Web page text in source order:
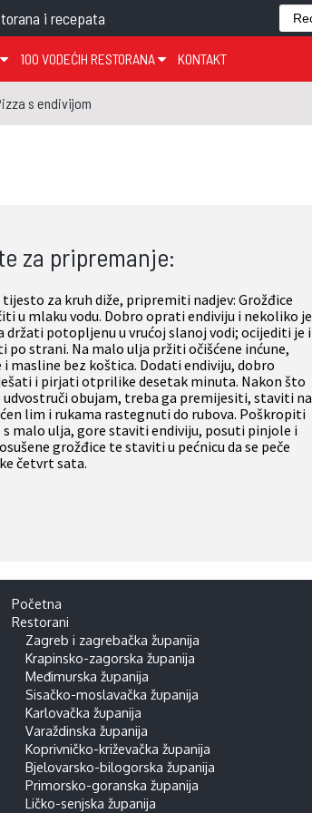
i recepata
KRAPINSKO-ZAGORSKA ŽUPANIJA
SISAČKO-MOSLAVAČKA ŽUPANIJA
POŽEŠKO-SLAVONSKA ŽUPANIJA
ŠIBENSKO-KNINSKA ŽUPANIJA
SPLITSKO-DALMATINSKA ŽUPANIJA
DUBROVAČKO-NERETVANSKA ŽUPANIJA
TJEDNA
GASTRO REGIJE
100 VODEĆIH RESTORANA
GLASANJE
KONTAKT
s endivijom
za pripremanje:
tijesto za kruh diže, pripremiti nadjev: Grožđice
u mlaku vodu. Dobro oprati endiviju i nekoliko je
držati potopljenu u vrućoj slanoj vodi; ocijediti je i
po strani. Na malo ulja pržiti očišćene inćune,
i masline bez koštica. Dodati endiviju, dobro
i pirjati otprilike desetak minuta. Nakon što
obujam, treba ga premijesiti, staviti na
lim i rukama rastegnuti do rubova. Poškropiti
malo ulja, gore staviti endiviju, posuti pinjole i
grožđice te staviti u pećnicu da se peče
četvrt sata.
Početna
Restorani
Zagreb i zagrebačka županija
Krapinsko-zagorska županija
Međimurska županija
Sisačko-moslavačka županija
Karlovačka županija
Varaždinska županija
Koprivničko-križevačka županija
Bjelovarsko-bilogorska županija
Primorsko-goranska županija
Ličko-senjska županija